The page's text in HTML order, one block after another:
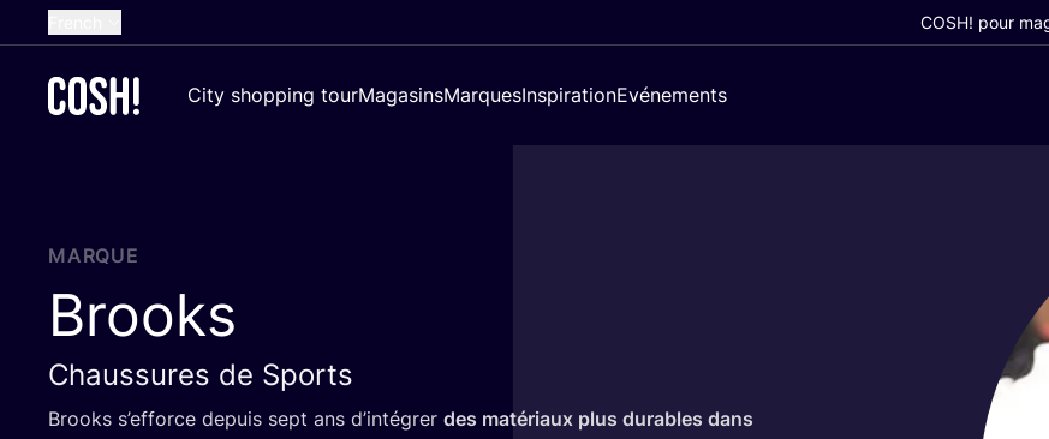
Dutch
Croatian
COSH! pour
City shopping tourMagasinsMarquesInspirationEvénements
MARQUE
Brooks
Chaussures de Sports
Brooks s’ef­force depuis sept ans d’in­té­grer des maté­riaux plus durables dans